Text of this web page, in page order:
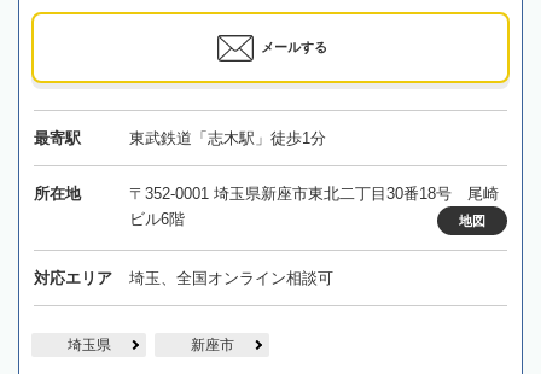
メールする
最寄駅 東武鉄道「志木駅」徒歩1分
所在地
〒352-0001 埼玉県新座市東北二丁目30番18号 尾崎
ビル6階
地図
対応エリア 埼玉、全国オンライン相談可
埼玉県 新座市